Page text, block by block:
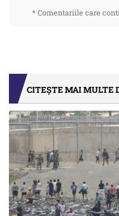
* Comentariile care
CITEȘTE MAI MULTE